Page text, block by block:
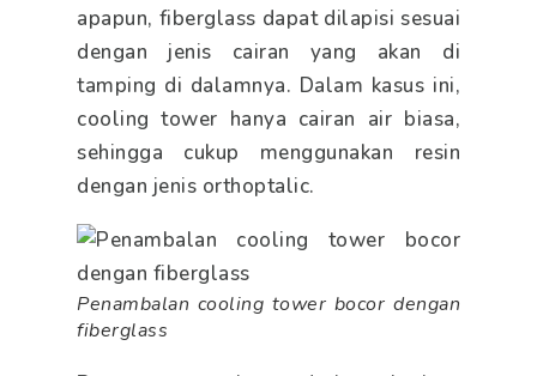
apapun, fiberglass dapat dilapisi sesuai
dengan jenis cairan yang akan di
tamping di dalamnya. Dalam kasus ini,
cooling tower hanya cairan air biasa,
sehingga cukup menggunakan resin
dengan jenis orthoptalic.
Penambalan cooling tower bocor dengan
fiberglass